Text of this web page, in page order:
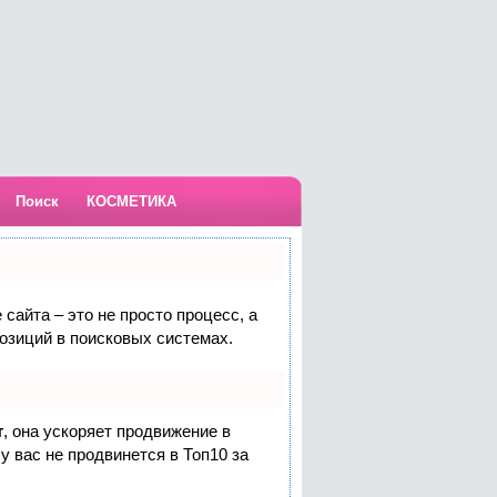
Поиск КОСМЕТИКА
– это не просто процесс, а
в поисковых системах.
, она ускоряет продвижение в
вас не продвинется в Топ10 за